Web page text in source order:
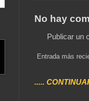
No hay
Publicar un
Entrada más
.....